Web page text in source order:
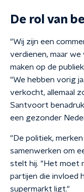
De rol van
"Wij zijn een
verdienen, maar
maken op de
"We hebben vorig
verkocht, allemaal
Santvoort
een gezonder
"De politiek,
samenwerken om
stelt hij. "Het moet
partijen die invloed
supermarkt ligt."